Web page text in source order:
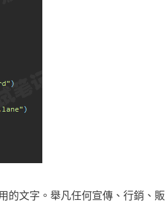
的文字。舉凡任何宣傳、行銷、販